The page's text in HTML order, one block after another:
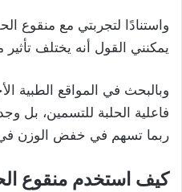
واستنادًا لتجربتي مع منقوع
يمكنني القول أنه يختلف
وبالبحث في المواقع الطبية
فاعلية الحلبة للتسمين، بل
ربما تسهم في خفض الوزن
كيف استخدم منقوع